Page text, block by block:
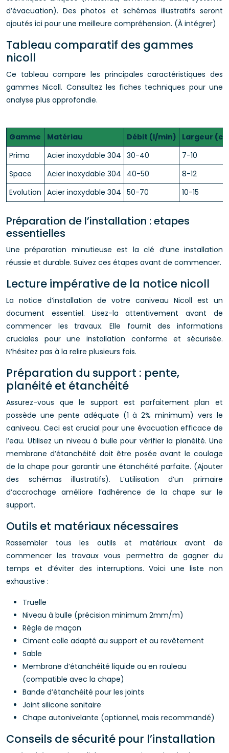
d’évacuation). Des photos et schémas illustratifs seront
ajoutés ici pour une meilleure compréhension. (À intégrer)
Tableau comparatif des gammes
nicoll
Ce tableau compare les principales caractéristiques des
gammes Nicoll. Consultez les fiches techniques pour une
analyse plus approfondie.
Gamme Matériau Débit (l/min)
Largeur
Prima
Acier inoxydable 304 30-40
7-10
Space
Acier inoxydable 304 40-50
8-12
Evolution Acier inoxydable 304 50-70 10-15
Préparation de l’installation : etapes
essentielles
Une préparation minutieuse est la clé d’une installation
réussie et durable. Suivez ces étapes avant de commencer.
Lecture impérative de la notice nicoll
La notice d’installation de votre caniveau Nicoll est un
document essentiel. Lisez-la attentivement avant de
commencer les travaux. Elle fournit des informations
cruciales pour une installation conforme et sécurisée.
N’hésitez pas à la relire plusieurs fois.
Préparation du support : pente,
planéité et étanchéité
Assurez-vous que le support est parfaitement plan et
possède une pente adéquate (1 à 2% minimum) vers le
caniveau. Ceci est crucial pour une évacuation efficace de
l’eau. Utilisez un niveau à bulle pour vérifier la planéité. Une
membrane d’étanchéité doit être posée avant le coulage
de la chape pour garantir une étanchéité parfaite. (Ajouter
des schémas illustratifs). L’utilisation d’un primaire
d’accrochage améliore l’adhérence de la chape sur le
support.
Outils et matériaux nécessaires
Rassembler tous les outils et matériaux avant de
commencer les travaux vous permettra de gagner du
temps et d’éviter des interruptions. Voici une liste non
exhaustive :
Truelle
Niveau à bulle (précision minimum 2mm/m)
Règle de maçon
Ciment colle adapté au support et au revêtement
Sable
Membrane d’étanchéité liquide ou en rouleau
(compatible avec la chape)
Bande d’étanchéité pour les joints
Joint silicone sanitaire
Chape autonivelante (optionnel, mais recommandé)
Conseils de sécurité pour l’installation